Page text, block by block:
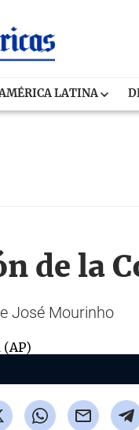
LATINA
de la
José Mourinho